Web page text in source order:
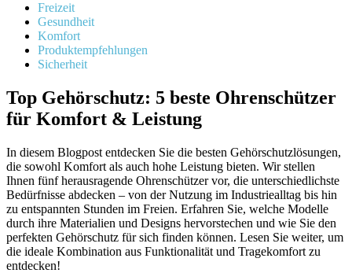
Freizeit
Gesundheit
Komfort
Produktempfehlungen
Sicherheit
Top Gehörschutz: 5 beste Ohrenschützer
für Komfort & Leistung
In diesem Blogpost entdecken Sie die besten Gehörschutzlösungen,
die sowohl Komfort als auch hohe Leistung bieten. Wir stellen
Ihnen fünf herausragende Ohrenschützer vor, die unterschiedlichste
Bedürfnisse abdecken – von der Nutzung im Industriealltag bis hin
zu entspannten Stunden im Freien. Erfahren Sie, welche Modelle
durch ihre Materialien und Designs hervorstechen und wie Sie den
perfekten Gehörschutz für sich finden können. Lesen Sie weiter, um
die ideale Kombination aus Funktionalität und Tragekomfort zu
entdecken!